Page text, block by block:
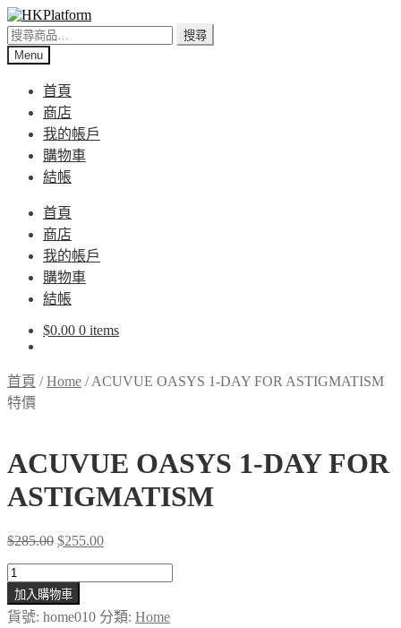
Skip
to
navigation
Skip
to
content
搜
尋
搜尋
Menu
首頁
商店
我的帳戶
購物車
結帳
首頁
商店
我的帳戶
購物車
結帳
$0.00 0 items
首頁 /Home /ACUVUE OASYS 1-DAY FOR ASTIGMATISM
特價
ACUVUE OASYS 1-DAY FOR
ASTIGMATISM
$285.00 Original
$285.00.
$255.00Current
ACUVUE
OASYS
1-
DAY
加入購物車
貨號: home010 分類: Home